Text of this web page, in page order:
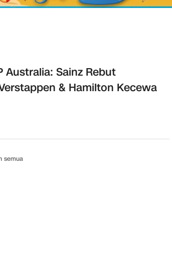
Australia: Sainz Rebut
& Hamilton Kecewa
semua